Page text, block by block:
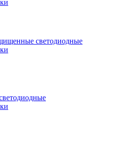
светодиодные